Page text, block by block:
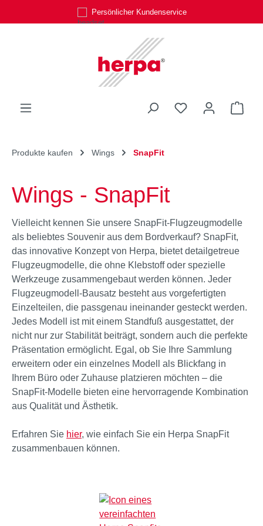
Zum Hauptinhalt springenPersönlicher Kundenservice
Du hast 0
Produkte kaufen Wings SnapFit
Wings - SnapFit
Vielleicht kennen Sie unsere SnapFit-Flugzeugmodelle
als beliebtes Souvenir aus dem Bordverkauf? SnapFit,
das innovative Konzept von Herpa, bietet detailgetreue
Flugzeugmodelle, die ohne Klebstoff oder spezielle
Werkzeuge zusammengebaut werden können. Jeder
Flugzeugmodell-Bausatz besteht aus vorgefertigten
Einzelteilen, die passgenau ineinander gesteckt werden.
Jedes Modell ist mit einem Standfuß ausgestattet, der
nicht nur zur Stabilität beiträgt, sondern auch die perfekte
Präsentation ermöglicht. Egal, ob Sie Ihre Sammlung
erweitern oder ein einzelnes Modell als Blickfang in
Ihrem Büro oder Zuhause platzieren möchten – die
SnapFit-Modelle bieten eine hervorragende Kombination
aus Qualität und Ästhetik.
Erfahren Sie hier, wie einfach Sie ein Herpa SnapFit
zusammenbauen können.